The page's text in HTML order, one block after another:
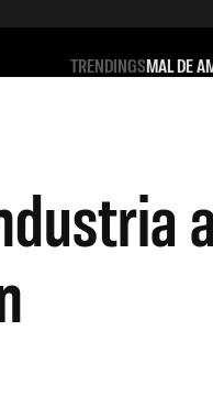
TRENDINGSMAL DE